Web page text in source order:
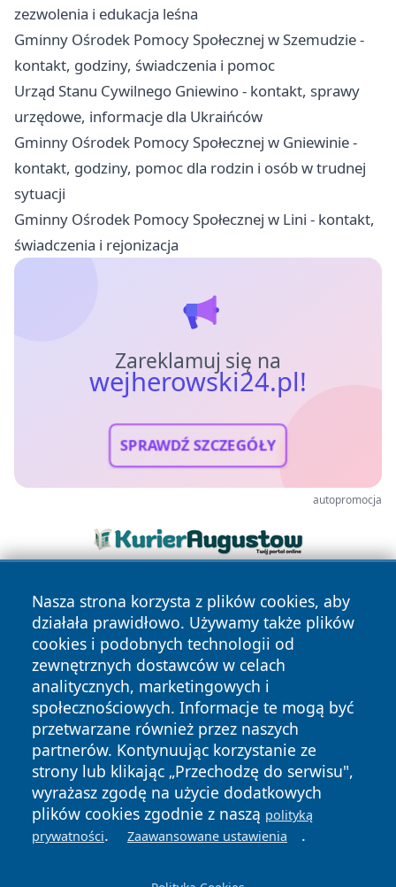
zezwolenia i edukacja leśna
Gminny Ośrodek Pomocy Społecznej w Szemudzie -
kontakt, godziny, świadczenia i pomoc
Urząd Stanu Cywilnego Gniewino - kontakt, sprawy
urzędowe, informacje dla Ukraińców
Gminny Ośrodek Pomocy Społecznej w Gniewinie -
kontakt, godziny, pomoc dla rodzin i osób w trudnej
sytuacji
Gminny Ośrodek Pomocy Społecznej w Lini - kontakt,
świadczenia i rejonizacja
Zareklamuj się na
wejherowski24.pl!
SPRAWDŹ SZCZEGÓŁY
autopromocja
Nasza strona korzysta z plików cookies, aby
działała prawidłowo. Używamy także plików
cookies i podobnych technologii od
zewnętrznych dostawców w celach
analitycznych, marketingowych i
społecznościowych. Informacje te mogą być
przetwarzane również przez naszych
partnerów. Kontynuując korzystanie ze
strony lub klikając „Przechodzę do serwisu",
wyrażasz zgodę na użycie dodatkowych
plików cookies zgodnie z naszą polityką
prywatności. Zaawansowane ustawienia .
Copyright © 2026 wejherowski24.pl Wszystkie prawa
zastrzeżone.
News Autorzy
Polityka
Prywatności
Polityka
Cookies